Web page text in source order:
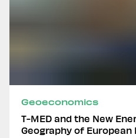
Geoeconomics
T-MED and the New
Geography of European